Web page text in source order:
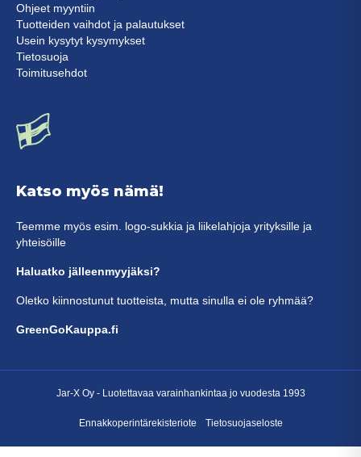
Ohjeet myyntiin
Tuotteiden vaihdot ja palautukset
Usein kysytyt kysymykset
Tietosuoja
Toimitusehdot
Katso myös nämä!
Teemme myös esim. logo-sukkia ja liikelahjoja yrityksille ja
yhteisöille
Haluatko jälleenmyyjäksi?
Oletko kiinnostunut tuotteista, mutta sinulla ei ole ryhmää?
GreenGoKauppa.fi
Jar-X Oy - Luotettavaa varainhankintaajo vuodesta 1993
Ennakkoperintärekisteriote Tietosuojaseloste